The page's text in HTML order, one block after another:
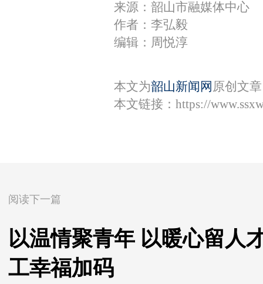
来源：韶山市融媒体中心
作者：李弘毅
编辑：周悦淳
本文为韶山新闻网 原创文
本文链接： https://
阅读下一篇
以温情聚青年 以暖心留人
工幸福加码